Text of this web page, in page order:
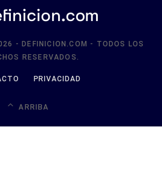
- DEFINICION.COM - TODOS LOS
RESERVADOS.
PRIVACIDAD
ARRIBA